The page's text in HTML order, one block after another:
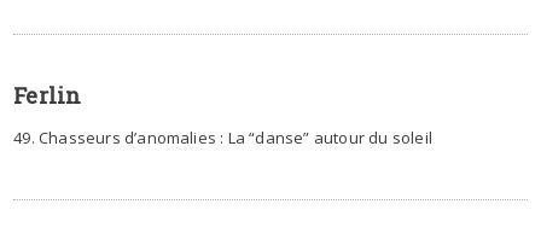
Ferlin
49. Chasseurs d’anomalies : La “danse” autour du soleil